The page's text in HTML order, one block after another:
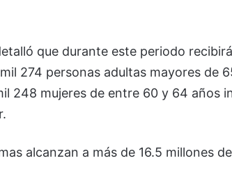
que durante este periodo
274 personas adultas mayores de
248 mujeres de entre 60 y 64 años
alcanzan a más de 16.5 millones